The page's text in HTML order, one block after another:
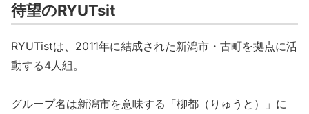
待望のRYUTsit
RYUTistは、2011年に結成された新潟市・古町を拠点に活
動する4人組。
グループ名は新潟市を意味する「柳都（りゅうと）」に